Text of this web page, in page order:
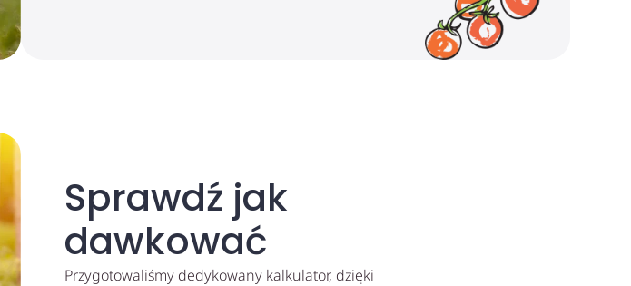
Sprawdź jak
dawkować
Przygotowaliśmy dedykowany kalkulator, dzięki